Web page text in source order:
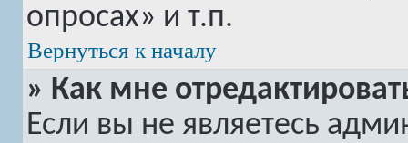
опросах» и т.п.
Вернуться к началу
» Как мне
Если вы не являетесь